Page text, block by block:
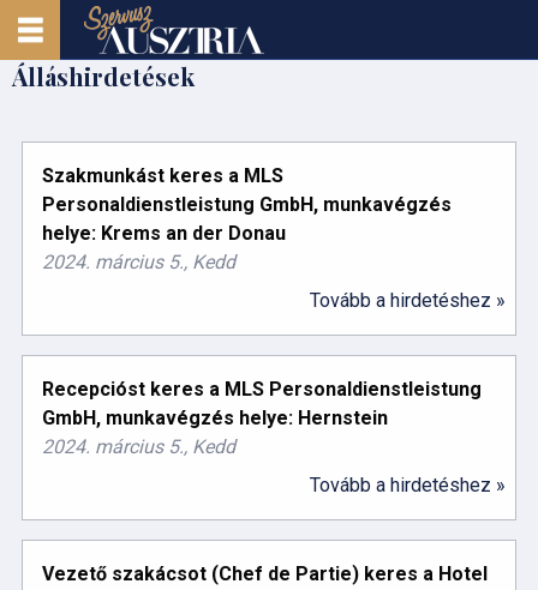
Álláshirdetések
Szakmunkást keres a MLS
Personaldienstleistung GmbH, munkavégzés
helye: Krems an der Donau
2024. március 5., Kedd
Tovább a hirdetéshez »
Recepcióst keres a MLS Personaldienstleistung
GmbH, munkavégzés helye: Hernstein
2024. március 5., Kedd
Tovább a hirdetéshez »
Vezető szakácsot (Chef de Partie) keres a Hotel